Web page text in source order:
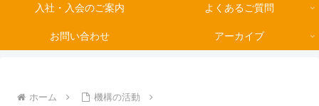
入社・入会のご案内 よくあるご質問
お問い合わせ アーカイブ
ホーム 機構の活動